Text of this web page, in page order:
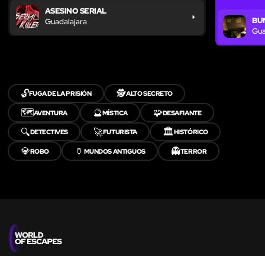
ASESINO SERIAL
Guadalajara
🔓FUGA DE LA PRISIÓN 🕵️ALTO SECRETO
🗺️AVENTURA 🔮MÍSTICA 🧩DESAFIANTE
🔍DETECTIVES 🚀FUTURISTA 🏛️HISTÓRICO
💎ROBO 🏺 MUNDOS ANTIGUOS 👻TERROR